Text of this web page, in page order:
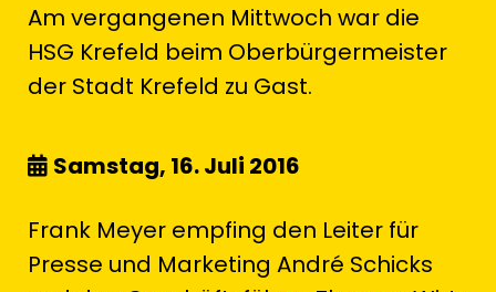
Am vergangenen Mittwoch war die
HSG Krefeld beim Oberbürgermeister
der Stadt Krefeld zu Gast.
Samstag, 16. Juli 2016
Frank Meyer empfing den Leiter für
Presse und Marketing André Schicks